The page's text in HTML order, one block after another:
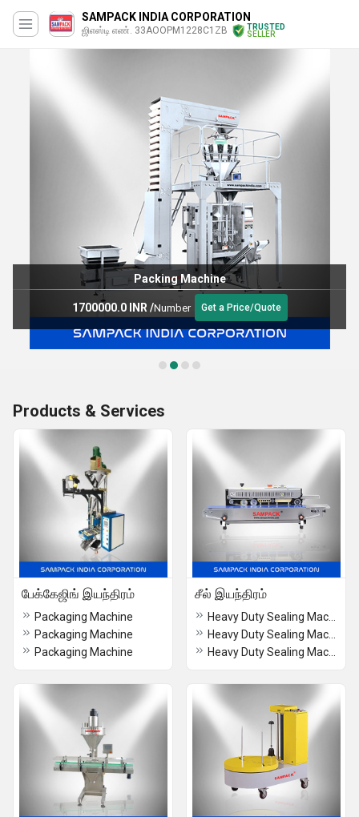
SAMPACK INDIA CORPORATION
ஜிஎஸ்டி எண். 33AOOPM1228C1ZB
TRUSTED
SELLER
Packaging Machine
160000 INR/Number
Products & Services
பேக்கேஜிங் இயந்திரம்
Packaging Machine
Packaging Machine
Packaging Machine
சீல் இயந்திரம்